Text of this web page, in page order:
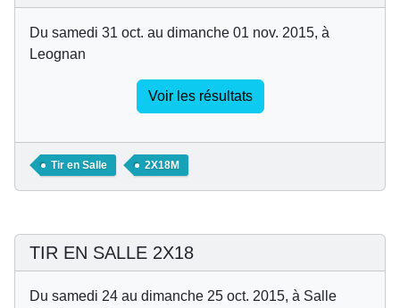
Du samedi 31 oct. au dimanche 01 nov. 2015, à
Leognan
Voir les résultats
Tir en Salle 2X18M
TIR EN SALLE 2X18
Du samedi 24 au dimanche 25 oct. 2015, à Salle